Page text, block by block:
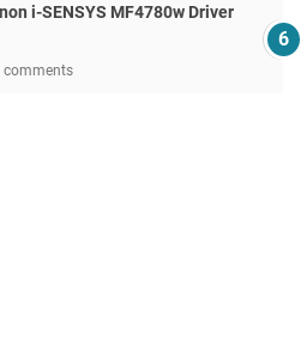
i-SENSYS MF4780w Driver
comments